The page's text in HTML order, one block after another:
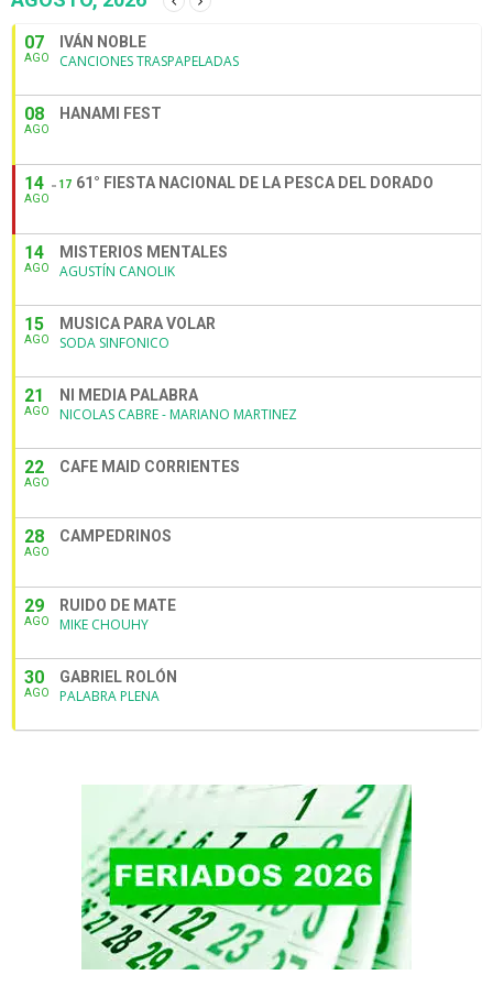
07
AGO
IVÁN NOBLE
CANCIONES TRASPAPELADAS
08
AGO
HANAMI FEST
14
AGO
17 61° FIESTA NACIONAL DE LA PESCA DEL DORADO
14
AGO
MISTERIOS MENTALES
AGUSTÍN CANOLIK
15
AGO
MUSICA PARA VOLAR
SODA SINFONICO
21
AGO
NI MEDIA PALABRA
NICOLAS CABRE - MARIANO MARTINEZ
22
AGO
CAFE MAID CORRIENTES
28
AGO
CAMPEDRINOS
29
AGO
RUIDO DE MATE
MIKE CHOUHY
30
AGO
GABRIEL ROLÓN
PALABRA PLENA